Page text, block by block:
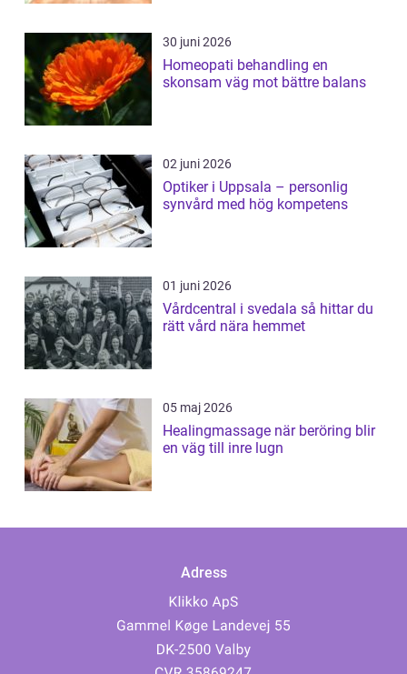
30 juni 2026
Homeopati behandling en
skonsam väg mot bättre balans
02 juni 2026
Optiker i Uppsala – personlig
synvård med hög kompetens
01 juni 2026
Vårdcentral i svedala så hittar du
rätt vård nära hemmet
05 maj 2026
Healingmassage när beröring blir
en väg till inre lugn
Adress